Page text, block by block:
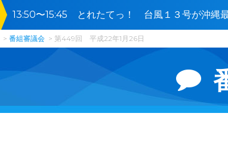
13:50〜15:45 とれたてっ！ 台風１３号が沖縄
ンが発言🈑🈓
番組審議会 第449回 平成22年1月26日